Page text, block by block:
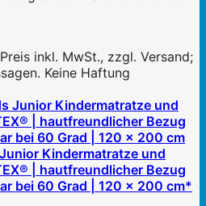
Preis inkl. MwSt., zzgl. Versand;
Keine Haftung
Kindermatratze und
| hautfreundlicher Bezug
bei 60 Grad | 120 x 200 cm*